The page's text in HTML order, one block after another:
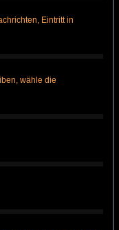
Eintritt in
wähle die